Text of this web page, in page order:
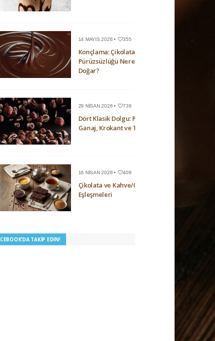
14 MAYIS 2026 • 355
Konçlama: Çikolatanın
Pürüzsüzlüğü Nerede
Doğar?
29 NISAN 2026 • 739
Dört Klasik Dolgu: Pralin,
Ganaj, Krokant ve Trüf
16 NISAN 2026 • 409
Çikolata ve Kahve/Çay
Eşleşmeleri
TAKIP EDIN!